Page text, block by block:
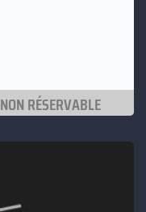
NON RÉSERVABLE